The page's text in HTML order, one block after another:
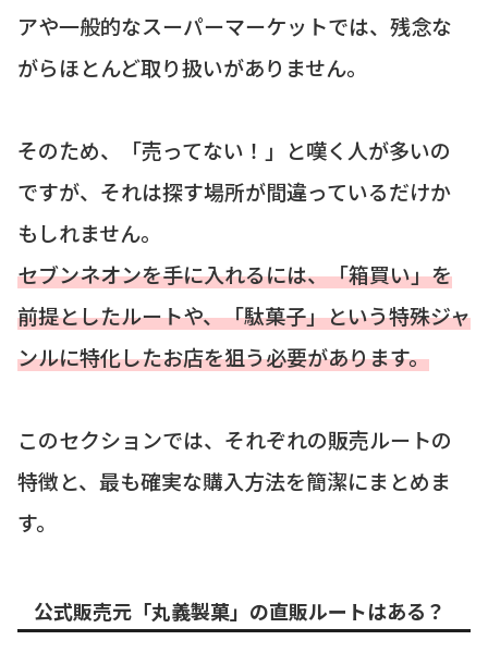
アや一般的なスーパーマーケットでは、残念な
がらほとんど取り扱いがありません。
そのため、「売ってない！」と嘆く人が多いの
ですが、それは探す場所が間違っているだけか
もしれません。
セブンネオンを手に入れるには、「箱買い」を
前提としたルートや、「駄菓子」という特殊ジャ
ンルに特化したお店を狙う必要があります。
このセクションでは、それぞれの販売ルートの
特徴と、最も確実な購入方法を簡潔にまとめま
す。
公式販売元「丸義製菓」の直販ルートはある？